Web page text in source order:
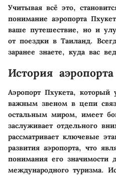
Учитывая всё это,
понимание аэропорта
ваше путешествие, но и
от поездки в Таиланд.
заранее знаете, куда вас
История аэропорта
Аэропорт Пхукета,
важным звеном в цепи
остальным миром, имеет
заслуживает отдельного
рассматривает ключевые
развития аэропорта, что
понимания его значимости
международного туризма.